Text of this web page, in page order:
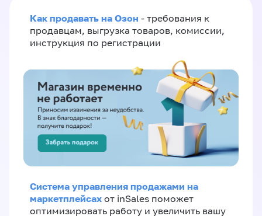
Как продавать на Озон - требования к
продавцам, выгрузка товаров, комиссии,
инструкция по регистрации
Система управления продажами на
маркетплейсах от inSales поможет
оптимизировать работу и увеличить вашу